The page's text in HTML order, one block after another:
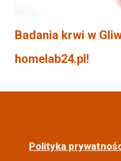
Badania krwi w
homelab24.pl!
Polityka